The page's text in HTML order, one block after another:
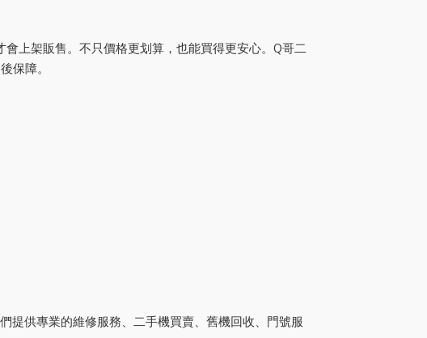
上架販售。不只價格更划算，也能買得更安心。Q哥二
保障。
提供專業的維修服務、二手機買賣、舊機回收、門號服